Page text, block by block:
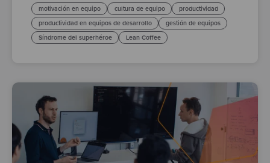
motivación en equipo cultura de equipo
productividad
productividad en equipos de desarrollo
gestión de equipos
Síndrome del superhéroe
Lean Coffee